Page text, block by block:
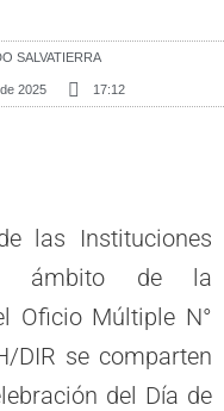
SALVATIERRA
2025 17:12
las Instituciones
ámbito de la
Oficio Múltiple N°
DIR se comparten
del Día de